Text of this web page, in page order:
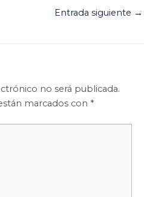
Entrada siguiente →
no será publicada.
marcados con *